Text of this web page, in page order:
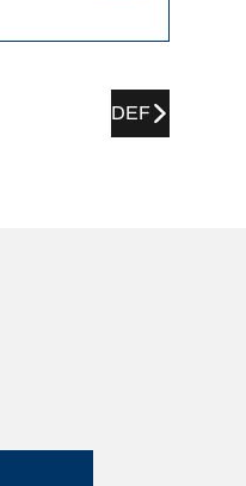
DEF